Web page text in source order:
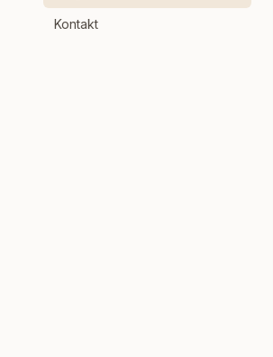
Kontakt